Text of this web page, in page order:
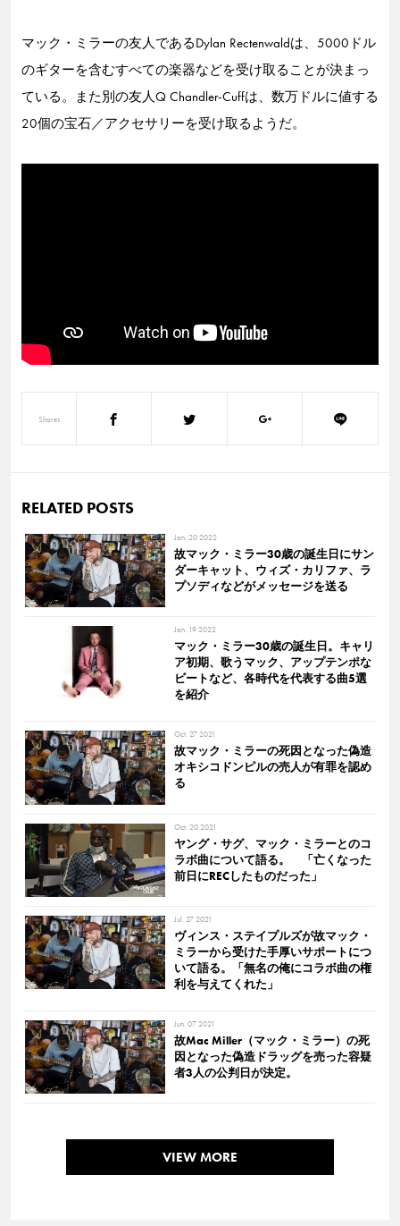
マック・ミラーの友人であるDylan Rectenwaldは、5000ドル
のギターを含むすべての楽器などを受け取ることが決まっ
ている。また別の友人Q Chandler-Cuffは、数万ドルに値する
20個の宝石／アクセサリーを受け取るようだ。
Shares
RELATED POSTS
Jan. 20 2022
故マック・ミラー30歳の誕生日にサン
ダーキャット、ウィズ・カリファ、ラ
プソディなどがメッセージを送る
Jan. 19 2022
マック・ミラー30歳の誕生日。キャリ
ア初期、歌うマック、アップテンポな
ビートなど、各時代を代表する曲5選
を紹介
Oct. 27 2021
故マック・ミラーの死因となった偽造
オキシコドンピルの売人が有罪を認め
る
Oct. 20 2021
ヤング・サグ、マック・ミラーとのコ
ラボ曲について語る。 「亡くなった
前日にRECしたものだった」
Jul. 27 2021
ヴィンス・ステイプルズが故マック・
ミラーから受けた手厚いサポートにつ
いて語る。「無名の俺にコラボ曲の権
利を与えてくれた」
Jun. 07 2021
故Mac Miller（マック・ミラー）の死
因となった偽造ドラッグを売った容疑
者3人の公判日が決定。
VIEW MORE